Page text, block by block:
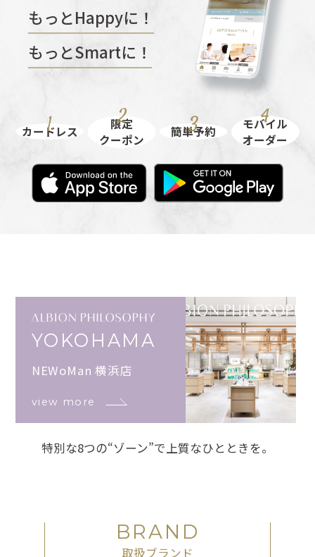
もっとHappyに！
もっとSmartに！
カードレス
限定
クーポン
簡単予約
モバイル
オーダー
YOKOHAMA
NEWoMan 横浜店
view more
特別な8つの“ゾーン”で上質なひとときを。
BRAND
取扱ブランド